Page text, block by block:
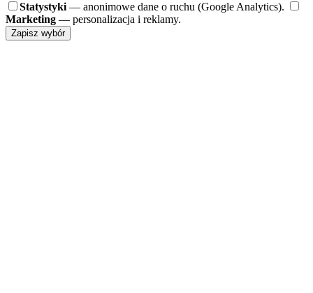
Statystyki — anonimowe dane o ruchu (Google Analytics).
Marketing — personalizacja i reklamy.
Zapisz wybór